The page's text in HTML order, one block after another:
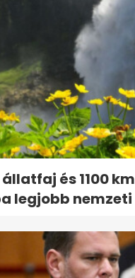
jelez a kert
lát?
állatfaj és 1100
legjobb